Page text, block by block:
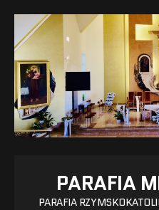
PARAFIA
PARAFIA